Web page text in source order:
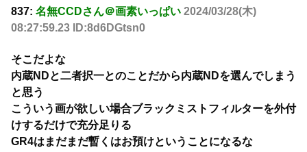
837: 名無CCDさん＠画素いっぱい 2024/03/28(木)
08:27:59.23 ID:8d6DGtsn0
そこだよな
内蔵NDと二者択一とのことだから内蔵NDを選んでしまう
と思う
こういう画が欲しい場合ブラックミストフィルターを外付
けするだけで充分足りる
GR4はまだまだ暫くはお預けということになるな